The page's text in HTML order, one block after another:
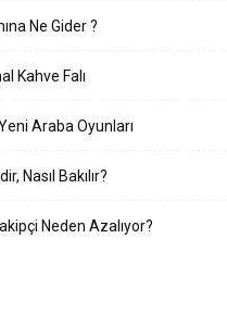
Ne Gider ?
Kahve Falı
Araba Oyunları
Nasıl Bakılır?
Neden Azalıyor?